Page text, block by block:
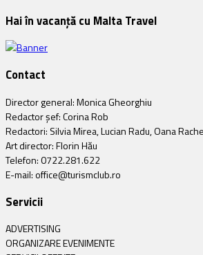
Hai în vacanță cu Malta Travel
Contact
Director general: Monica Gheorghiu
Redactor șef: Corina Rob
Redactori: Silvia Mirea, Lucian Radu, Oana
Art director: Florin Hău
Telefon: 0722.281.622
E-mail: office@turismclub.ro
Servicii
ADVERTISING
ORGANIZARE EVENIMENTE